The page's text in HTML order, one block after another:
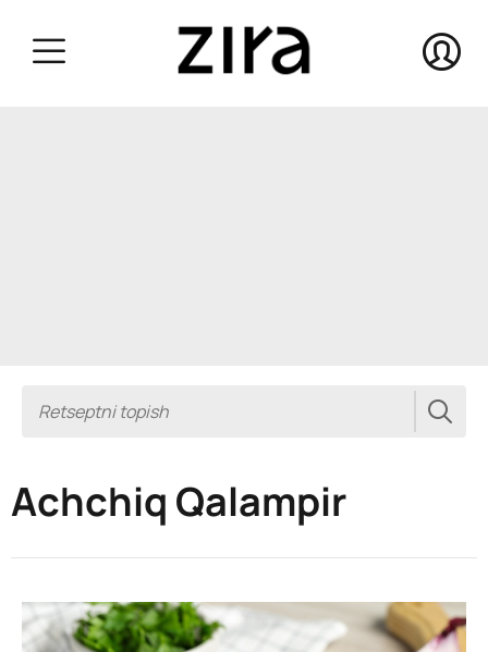
Achchiq Qalampir